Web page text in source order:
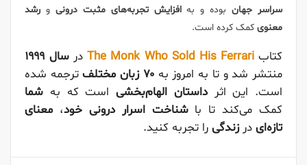
سراسر جهانبوده و بهافزایش تجربه‌های مثبت درونی و رشد
معنوی کمک کرده است.
کتاب The Monk Who Sold His Ferrariدر سال ۱۹۹۹
منتشر شد و تا به امروز به ۷۰ زبان مختلف
ترجمه شده
است. این اثر داستان الهام‌بخشی است که به شما
کمک می‌کند تا باشناخت اسرار درونی خود،معنای
تازه‌ای درزندگی را تجربه کنید.